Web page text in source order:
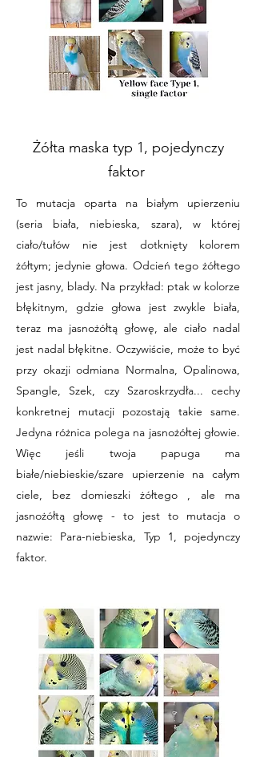
Żółta maska typ 1, pojedynczy
faktor
To mutacja oparta na białym upierzeniu
(seria biała, niebieska, szara), w której
ciało/tułów nie jest dotknięty kolorem
żółtym; jedynie głowa. Odcień tego żółtego
jest jasny, blady. Na przykład: ptak w kolorze
błękitnym, gdzie głowa jest zwykle biała,
teraz ma jasnożółtą głowę, ale ciało nadal
jest nadal błękitne. Oczywiście, może to być
przy okazji odmiana Normalna, Opalinowa,
Spangle, Szek, czy Szaroskrzydła... cechy
konkretnej mutacji pozostają takie same.
Jedyna różnica polega na jasnożółtej głowie.
Więc jeśli twoja papuga ma
białe/niebieskie/szare upierzenie na całym
ciele, bez domieszki żółtego , ale ma
jasnożółtą głowę - to jest to mutacja o
nazwie: Para-niebieska, Typ 1, pojedynczy
faktor.